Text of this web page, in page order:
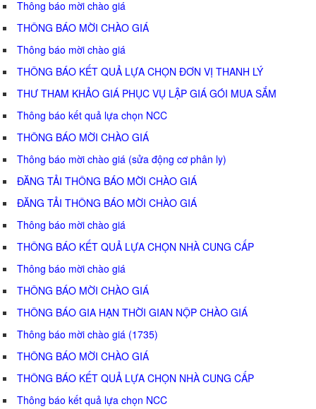
Thông báo mời chào giá
THÔNG BÁO MỜI CHÀO GIÁ
Thông báo mời chào giá
THÔNG BÁO KẾT QUẢ LỰA CHỌN ĐƠN VỊ THANH LÝ
THƯ THAM KHẢO GIÁ PHỤC VỤ LẬP GIÁ GÓI MUA SẮM
Thông báo kết quả lựa chọn NCC
THÔNG BÁO MỜI CHÀO GIÁ
Thông báo mời chào giá (sửa động cơ phân ly)
ĐĂNG TẢI THÔNG BÁO MỜI CHÀO GIÁ
ĐĂNG TẢI THÔNG BÁO MỜI CHÀO GIÁ
Thông báo mời chào giá
THÔNG BÁO KẾT QUẢ LỰA CHỌN NHÀ CUNG CẤP
Thông báo mời chào giá
THÔNG BÁO MỜI CHÀO GIÁ
THÔNG BÁO GIA HẠN THỜI GIAN NỘP CHÀO GIÁ
Thông báo mời chào giá (1735)
THÔNG BÁO MỜI CHÀO GIÁ
THÔNG BÁO KẾT QUẢ LỰA CHỌN NHÀ CUNG CẤP
Thông báo kết quả lựa chọn NCC